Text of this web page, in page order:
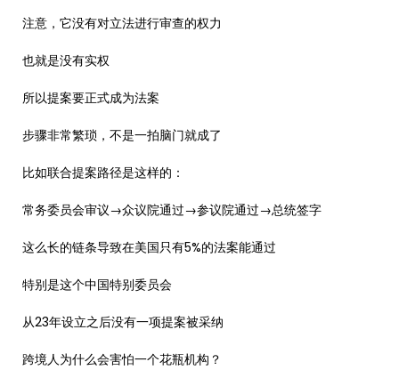
注意，它没有对立法进行审查的权力
也就是没有实权
所以提案要正式成为法案
步骤非常繁琐，不是一拍脑门就成了
比如联合提案路径是这样的：
常务委员会审议→众议院通过→参议院通过→总统签字
这么长的链条导致在美国只有5%的法案能通过
特别是这个中国特别委员会
从23年设立之后没有一项提案被采纳
跨境人为什么会害怕一个花瓶机构？